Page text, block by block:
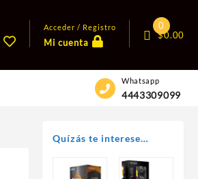
Acceder / Registro
Mi cuenta
0
$0.00
Whatsapp
4443309099
Quízás te interese…